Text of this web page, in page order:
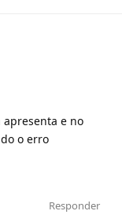
e no
o erro
Responder